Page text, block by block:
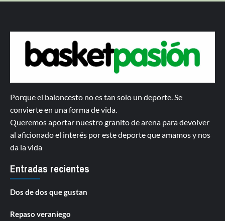
Porque el baloncesto no es tan solo un deporte. Se
convierte en una forma de vida.
Queremos aportar nuestro granito de arena para devolver
al aficionado el interés por este deporte que amamos y nos
da la vida
Entradas recientes
Dos de dos que gustan
Repaso veraniego